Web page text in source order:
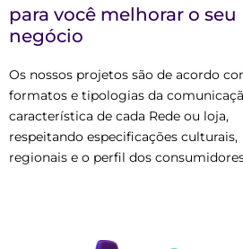
para você melhorar o seu
negócio
Os nossos projetos são de acordo
formatos e tipologias da
característica de cada Rede ou loja,
respeitando especificações culturais,
regionais e o perfil dos